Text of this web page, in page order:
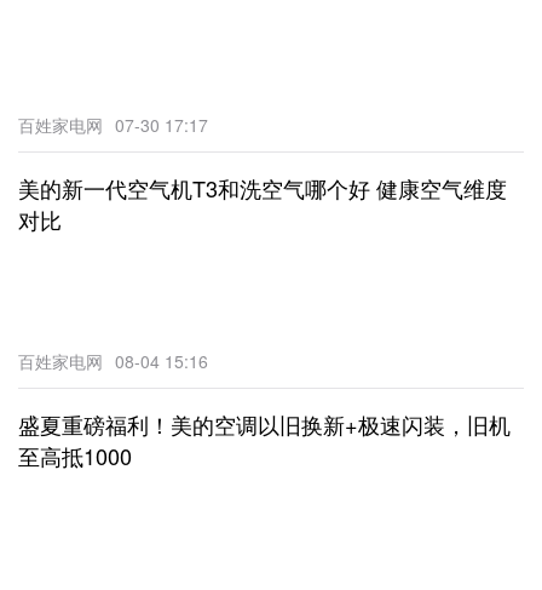
百姓家电网 07-30 17:17
美的新一代空气机T3和洗空气哪个好 健康空气维度
对比
百姓家电网 08-04 15:16
盛夏重磅福利！美的空调以旧换新+极速闪装，旧机
至高抵1000